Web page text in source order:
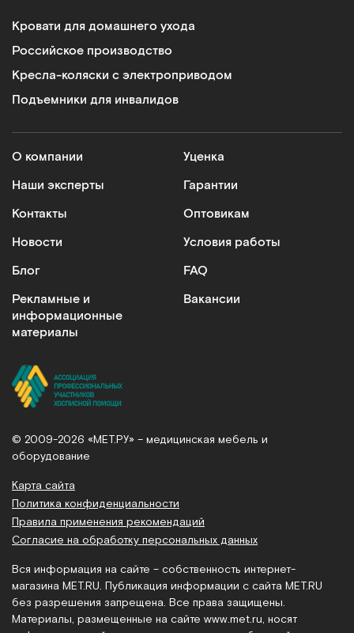
Кровати для домашнего ухода
Российское производство
Кресла-коляски с электроприводом
Подъемники для инвалидов
О компании
Наши эксперты
Контакты
Новости
Блог
Рекламные и
информационные
материалы
Уценка
Гарантии
Оптовикам
Условия работы
FAQ
Вакансии
© 2009-2026 «МЕТ.РУ» – медицинская мебель и
оборудование
Карта сайта
Политика конфиденциальности
Правила применения рекомендаций
Согласие на обработку персональных данных
Вся информация на сайте – собственность интернет-
магазина MET.RU. Публикация информации с сайта MET.RU
без разрешения запрещена. Все права защищены.
Материалы, размещенные на сайте www.met.ru , носят